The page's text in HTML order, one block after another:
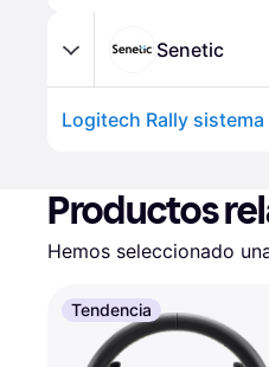
Senetic
Productos
Hemos seleccionado
Tendencia